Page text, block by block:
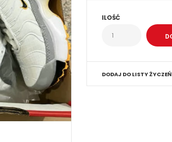
ILOŚĆ
DODAJ DO LISTY ŻYCZEŃ